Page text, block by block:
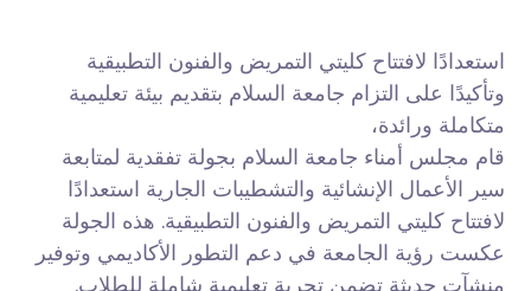
استعدادًا لافتتاح كليتي التمريض والفنون التطبيقية
وتأكيدًا على التزام جامعة السلام بتقديم بيئة تعليمية
متكاملة ورائدة،
قام مجلس أمناء جامعة السلام بجولة تفقدية لمتابعة
سير الأعمال الإنشائية والتشطيبات الجارية استعدادًا
لافتتاح كليتي التمريض والفنون التطبيقية. هذه الجولة
عكست رؤية الجامعة في دعم التطور الأكاديمي وتوفير
منشآت حديثة تضمن تجربة تعليمية شاملة للطلاب.